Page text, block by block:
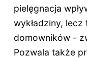
pielęgnacja
wykładziny,
domowników -
Pozwala także